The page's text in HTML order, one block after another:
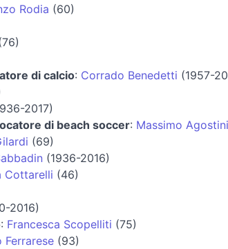
Rodia (60)
di calcio: Corrado Benedetti (1957-
2017)
di beach soccer: Massimo Agostini
(69)
(1936-2016)
Cottarelli (46)
2016)
: Francesca Scopelliti (75)
Ferrarese (93)